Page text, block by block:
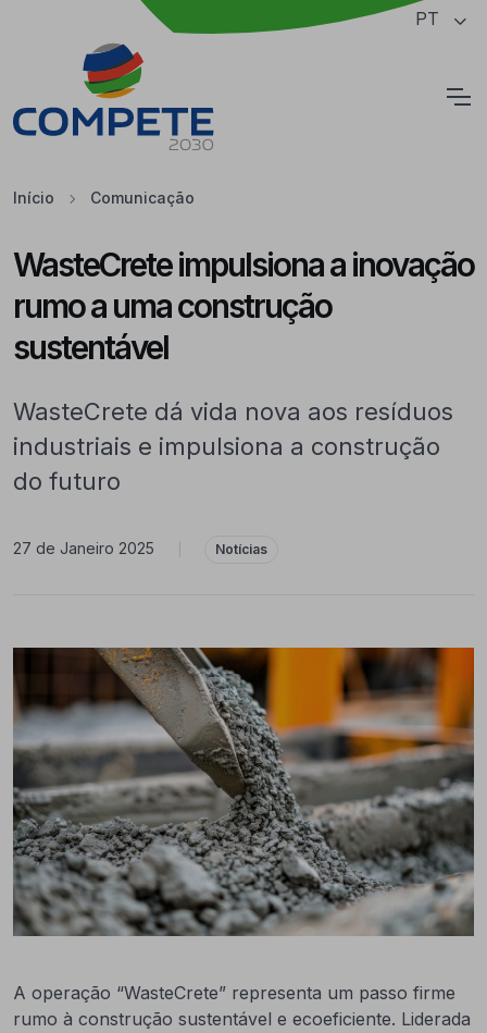
Saltar para o conteúdo principal da página PT
Início Comunicação
WasteCrete impulsiona a inovação
rumo a uma construção
sustentável
WasteCrete dá vida nova aos resíduos
industriais e impulsiona a construção
do futuro
27 de Janeiro 2025 Notícias
A operação “WasteCrete” representa um passo firme
rumo à construção sustentável e ecoeficiente. Liderada